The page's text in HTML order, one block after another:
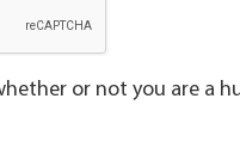
or not you are a